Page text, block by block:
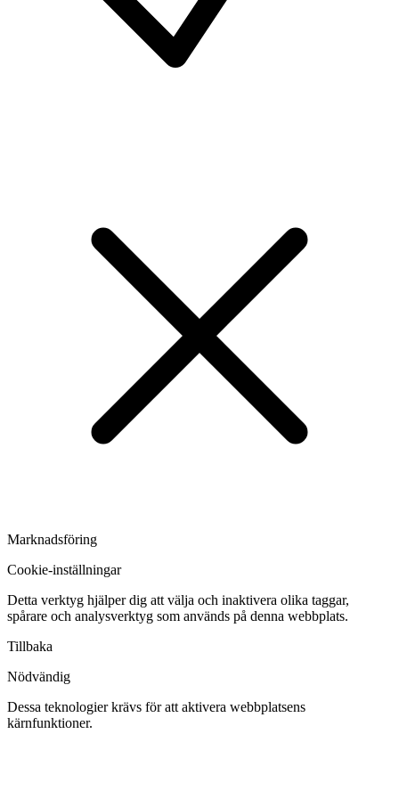
Marknadsföring
Cookie-inställningar
Detta verktyg hjälper dig att välja och inaktivera olika taggar,
spårare och analysverktyg som används på denna webbplats.
Tillbaka
Nödvändig
Dessa teknologier krävs för att aktivera webbplatsens
kärnfunktioner.